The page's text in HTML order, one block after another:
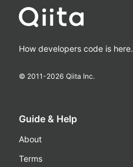
How developers code is here.
© 2011-2026 Qiita Inc.
Guide & Help
About
Terms